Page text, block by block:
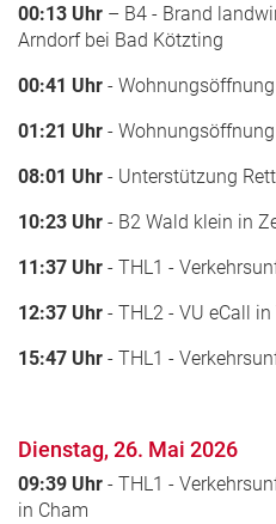
00:13 Uhr – B4 - Brand
Arndorf bei Bad Kötzting
00:41 Uhr -
01:21 Uhr -
08:01 Uhr - Unterstützung
10:23 Uhr - B2 Wald klein in
11:37 Uhr - THL1 -
12:37 Uhr - THL2 - VU eCall
15:47 Uhr - THL1 -
Dienstag, 26. Mai 2026
09:39 Uhr - THL1 -
in Cham